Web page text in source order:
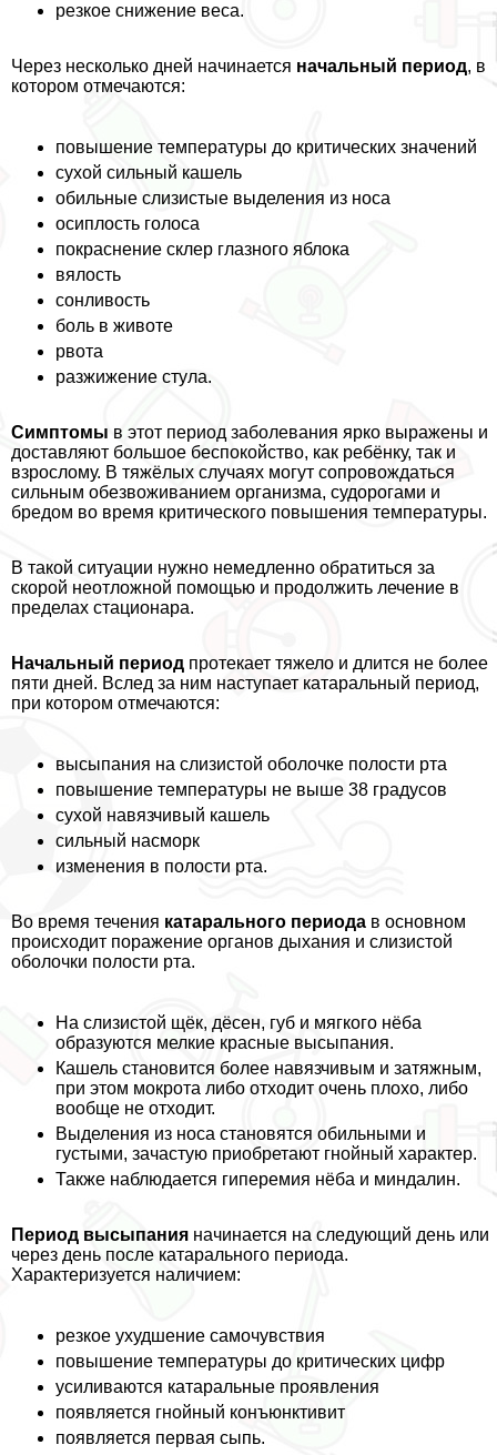
резкое снижение веса.
Через несколько дней начинается начальный период, в
котором отмечаются:
повышение температуры до критических значений
сухой сильный кашель
обильные слизистые выделения из носа
осиплость голоса
покраснение склер глазного яблока
вялость
сонливость
боль в животе
рвота
разжижение стула.
Симптомы в этот период заболевания ярко выражены и
доставляют большое беспокойство, как ребёнку, так и
взрослому. В тяжёлых случаях могут сопровождаться
сильным обезвоживанием организма, судорогами и
бредом во время критического повышения температуры.
В такой ситуации нужно немедленно обратиться за
скорой неотложной помощью и продолжить лечение в
пределах стационара.
Начальный период протекает тяжело и длится не более
пяти дней. Вслед за ним наступает катаральный период,
при котором отмечаются:
высыпания на слизистой оболочке полости рта
повышение температуры не выше 38 градусов
сухой навязчивый кашель
сильный насморк
изменения в полости рта.
Во время течения катарального периода в основном
происходит поражение органов дыхания и слизистой
оболочки полости рта.
На слизистой щёк, дёсен, губ и мягкого нёба
образуются мелкие красные высыпания.
Кашель становится более навязчивым и затяжным,
при этом мокрота либо отходит очень плохо, либо
вообще не отходит.
Выделения из носа становятся обильными и
густыми, зачастую приобретают гнойный хаpaктер.
Также наблюдается гиперемия нёба и миндалин.
Период высыпания начинается на следующий день или
через день после катарального периода.
Хаpaктеризуется наличием:
резкое ухудшение самочувствия
повышение температуры до критических цифр
усиливаются катаральные проявления
появляется гнойный конъюнктивит
появляется первая сыпь.